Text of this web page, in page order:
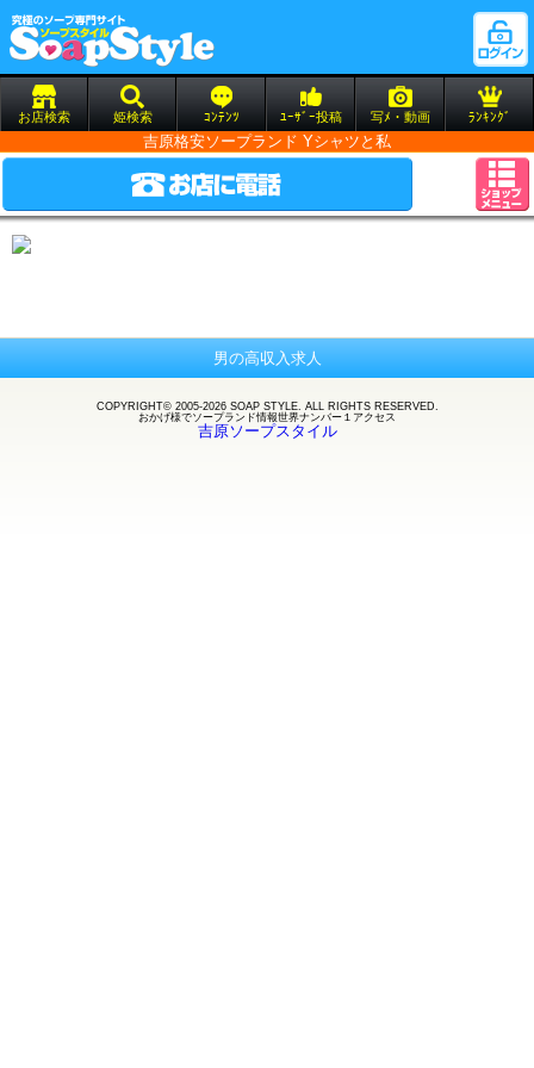
お店検索 姫検索 ｺﾝﾃﾝﾂ ﾕｰｻﾞｰ投稿 写ﾒ・動画 ﾗﾝｷﾝｸﾞ
吉原格安ソープランド Yシャツと私
男の高収入求人
COPYRIGHT© 2005-2026 SOAP STYLE. ALL RIGHTS RESERVED.
おかげ様でソープランド情報世界ナンバー１アクセス
吉原ソープスタイル